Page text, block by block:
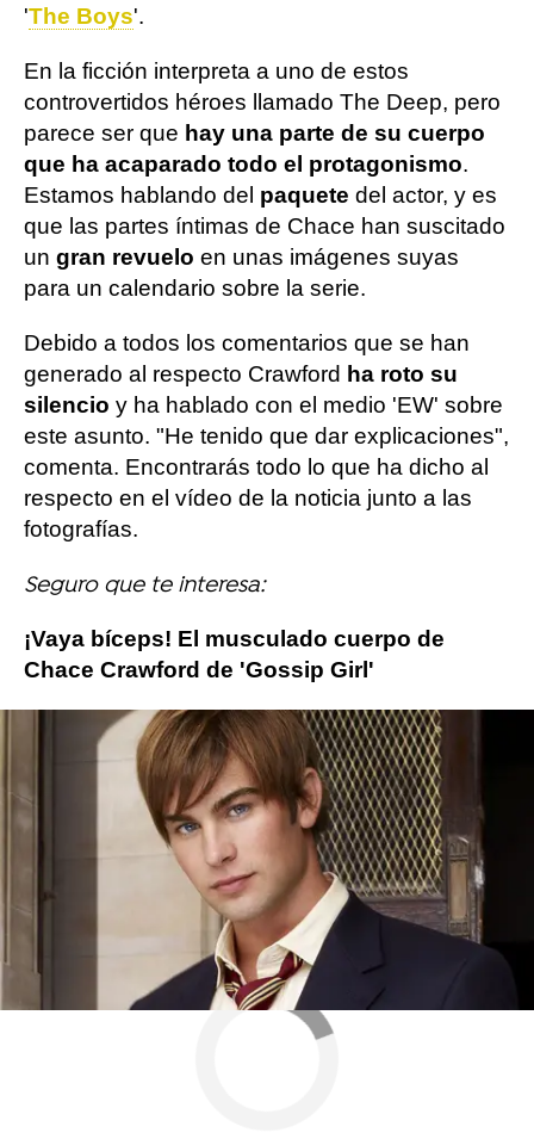
'The Boys'.
En la ficción interpreta a uno de estos
controvertidos héroes llamado The Deep, pero
parece ser que hay una parte de su cuerpo
que ha acaparado todo el protagonismo.
Estamos hablando del paquete del actor, y es
que las partes íntimas de Chace han suscitado
un gran revuelo en unas imágenes suyas
para un calendario sobre la serie.
Debido a todos los comentarios que se han
generado al respecto Crawford ha roto su
silencio y ha hablado con el medio 'EW' sobre
este asunto. "He tenido que dar explicaciones",
comenta. Encontrarás todo lo que ha dicho al
respecto en el vídeo de la noticia junto a las
fotografías.
Seguro que te interesa:
¡Vaya bíceps! El musculado cuerpo de
Chace Crawford de 'Gossip Girl'
Más sobre este tema:
The Boys